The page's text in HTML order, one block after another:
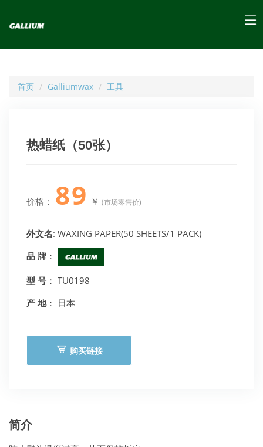
首页 Galliumwax 工具
热蜡纸（50张）
价格： 89 ￥ (市场零售价)
外文名: WAXING PAPER(50 SHEETS/1 PACK)
品 牌 ：
型 号 ： TU0198
产 地： 日本
购买链接
简介